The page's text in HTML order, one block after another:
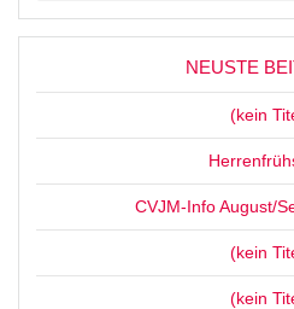
NEUSTE
(kein
CVJM-Info August/
(kein
(kein